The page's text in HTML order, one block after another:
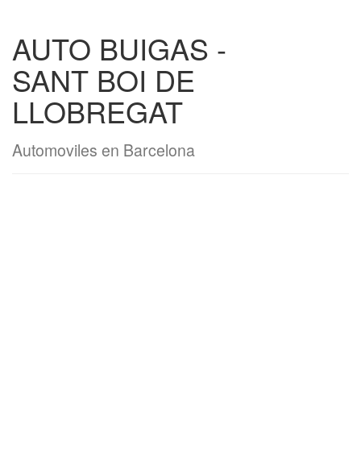
AUTO BUIGAS -
SANT BOI DE
LLOBREGAT
Automoviles en Barcelona